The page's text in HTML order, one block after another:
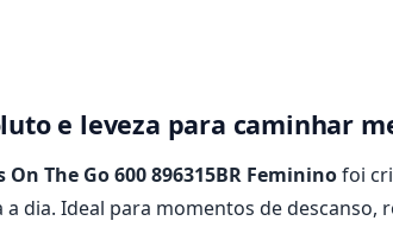
e leveza para caminhar
On The Go 600 896315BR Femininofoi
dia. Ideal para momentos de